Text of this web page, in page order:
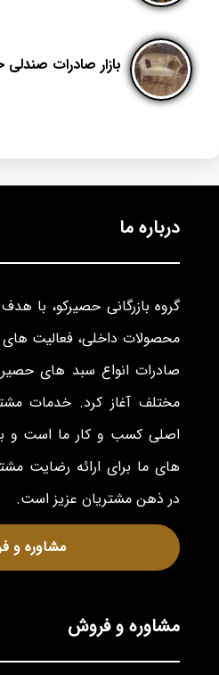
بازار صادرات
درباره ما
گروه بازرگانی حصیرکو، با
محصولات داخلی، فعالیت
صادرات انواع سبد های
مختلف آغاز کرد. خدمات
اصلی کسب و کار ما است و
های ما برای ارائه رضایت
در ذهن مشتریان عزیز است.
مشاوره و
مشاوره و فروش